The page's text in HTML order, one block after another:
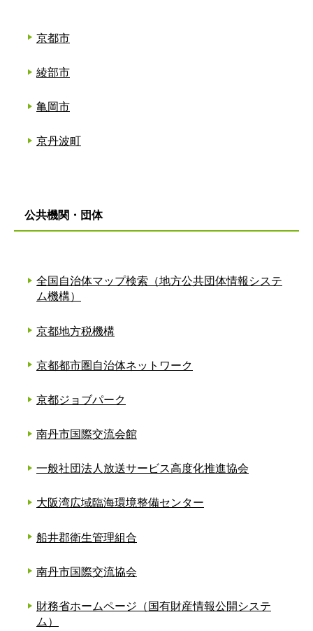
京都市
綾部市
亀岡市
京丹波町
公共機関・団体
全国自治体マップ検索（地方公共団体情報システ
ム機構）
京都地方税機構
京都都市圏自治体ネットワーク
京都ジョブパーク
南丹市国際交流会館
一般社団法人放送サービス高度化推進協会
大阪湾広域臨海環境整備センター
船井郡衛生管理組合
南丹市国際交流協会
財務省ホームページ（国有財産情報公開システ
ム）